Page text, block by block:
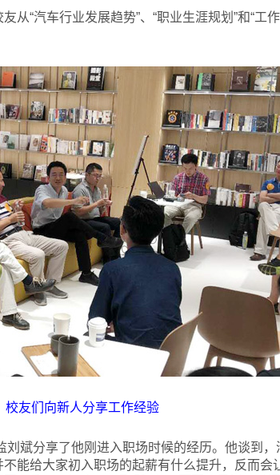
从“汽车行业发展趋势”、“职业生涯规划”和“工
校友们向新人分享工作经验
斌分享了他刚进入职场时候的经历。他谈到，
能给大家初入职场的起薪有什么提升，反而会